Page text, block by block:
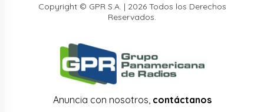
Copyright © GPR S.A. | 2026 Todos los Derechos
Reservados.
Anuncia con nosotros, contáctanos